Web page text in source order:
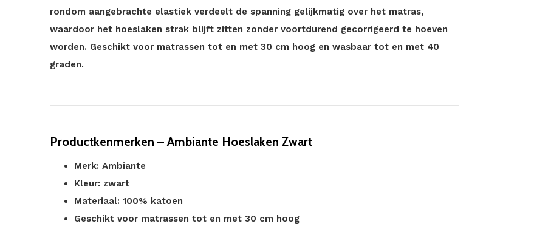
rondom aangebrachte elastiek verdeelt de spanning gelijkmatig over het matras,
waardoor het hoeslaken strak blijft zitten zonder voortdurend gecorrigeerd te hoeven
worden. Geschikt voor matrassen tot en met 30 cm hoog en wasbaar tot en met 40
graden.
Productkenmerken – Ambiante Hoeslaken Zwart
Merk: Ambiante
Kleur: zwart
Materiaal: 100% katoen
Geschikt voor matrassen tot en met 30 cm hoog